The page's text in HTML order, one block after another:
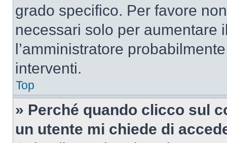
grado specifico. Per favore
necessari solo per aumentare
l’amministratore
interventi.
Top
» Perché quando clicco sul
un utente mi chiede di